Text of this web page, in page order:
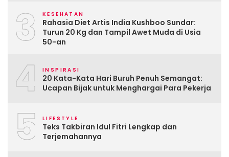
3 KESEHATAN
Rahasia Diet Artis India Kushboo Sundar:
Turun 20 Kg dan Tampil Awet Muda di Usia
50-an
4 INSPIRASI
20 Kata-Kata Hari Buruh Penuh Semangat:
Ucapan Bijak untuk Menghargai Para Pekerja
5 LIFESTYLE
Teks Takbiran Idul Fitri Lengkap dan
Terjemahannya